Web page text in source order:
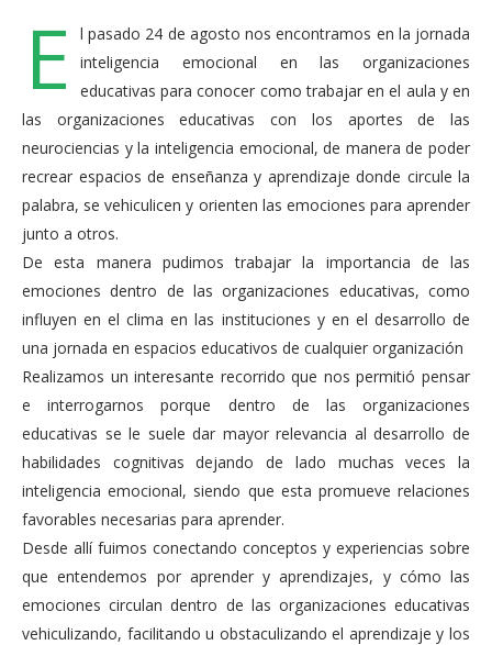
E
l pasado 24 de agosto nos encontramos en la jornada
inteligencia emocional en las organizaciones
educativas para conocer como trabajar en el aula y en
las organizaciones educativas con los aportes de las
neurociencias y la inteligencia emocional, de manera de poder
recrear espacios de enseñanza y aprendizaje donde circule la
palabra, se vehiculicen y orienten las emociones para aprender
junto a otros.
De esta manera pudimos trabajar la importancia de las
emociones dentro de las organizaciones educativas, como
influyen en el clima en las instituciones y en el desarrollo de
una jornada en espacios educativos de cualquier organización
Realizamos un interesante recorrido que nos permitió pensar
e interrogarnos porque dentro de las organizaciones
educativas se le suele dar mayor relevancia al desarrollo de
habilidades cognitivas dejando de lado muchas veces la
inteligencia emocional, siendo que esta promueve relaciones
favorables necesarias para aprender.
Desde allí fuimos conectando conceptos y experiencias sobre
que entendemos por aprender y aprendizajes, y cómo las
emociones circulan dentro de las organizaciones educativas
vehiculizando, facilitando u obstaculizando el aprendizaje y los